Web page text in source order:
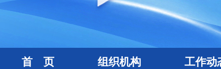
首 页 组织机构 工作动